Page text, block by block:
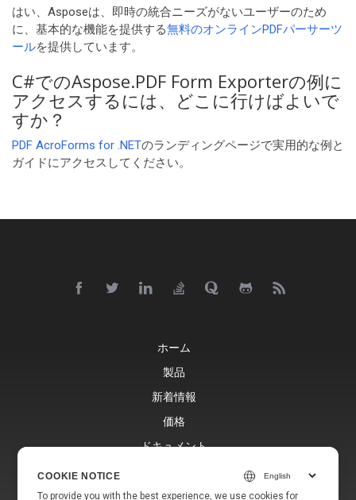
はい、Asposeは、即時の統合ニーズがないユーザーのため
に、基本的な機能を提供する無料のオンラインPDFパーサーツ
ールを提供しています。
C#でのAspose.PDF Form Exporterの例に
アクセスするには、どこに行けばよいで
すか？
PDF AcroForms for .NETのランディングページで実用的な例と
ガイドにアクセスしてください。
ホーム
製品
新着情報
価格
ドキュメント
ブログ
COOKIE NOTICE
To provide you with the best experience, we use cookies for